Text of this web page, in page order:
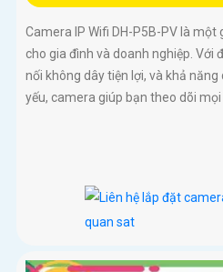
Camera IP Wifi DH-P5B-PV là một
cho gia đình và doanh nghiệp. Với
nối không dây tiện lợi, và khả
yếu, camera giúp bạn theo dõi